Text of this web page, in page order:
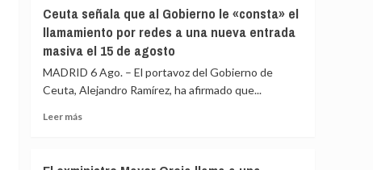
los
menores
migrantes
la
barriada
advierte
a
los
de
PP
Ceuta señala que al Gobierno le «consta» el
llamamiento por redes a una nueva entrada
masiva el 15 de agosto
MADRID 6 Ago. – El portavoz del Gobierno de
Ceuta, Alejandro Ramírez, ha afirmado que...
Leer másLeer